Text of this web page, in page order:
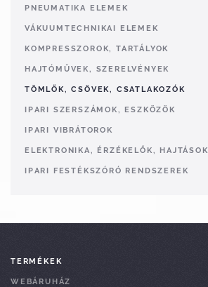
PNEUMATIKA ELEMEK
VÁKUUMTECHNIKAI ELEMEK
KOMPRESSZOROK, TARTÁLYOK
HAJTÓMŰVEK, SZERELVÉNYEK
TÖMLŐK, CSÖVEK, CSATLAKOZÓK
IPARI SZERSZÁMOK, ESZKÖZÖK
IPARI VIBRÁTOROK
ELEKTRONIKA, ÉRZÉKELŐK, HAJTÁSOK
IPARI FESTÉKSZÓRÓ RENDSZEREK
TERMÉKEK
WEBÁRUHÁZ